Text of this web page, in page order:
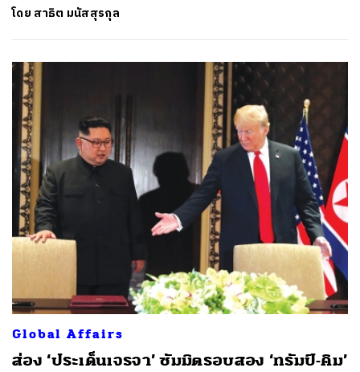
โดย สาธิต มนัสสุรกุล
Global Affairs
ส่อง ‘ประเด็นเจรจา’ ซัมมิตรอบสอง ‘ทรัมป์-คิม’